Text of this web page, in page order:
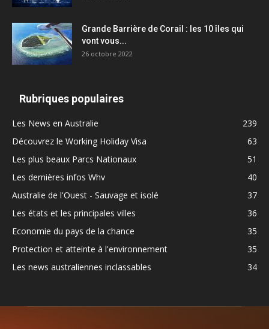
Grande Barrière de Corail : les 10 îles qui
vont vous...
26 octobre 2022
Rubriques populaires
Les News en Australie
239
Découvrez le Working Holiday Visa
63
Les plus beaux Parcs Nationaux
51
Les dernières infos Whv
40
Australie de l'Ouest - Sauvage et isolé
37
Les états et les principales villes
36
Economie du pays de la chance
35
Protection et atteinte à l'environnement
35
Les news australiennes inclassables
34